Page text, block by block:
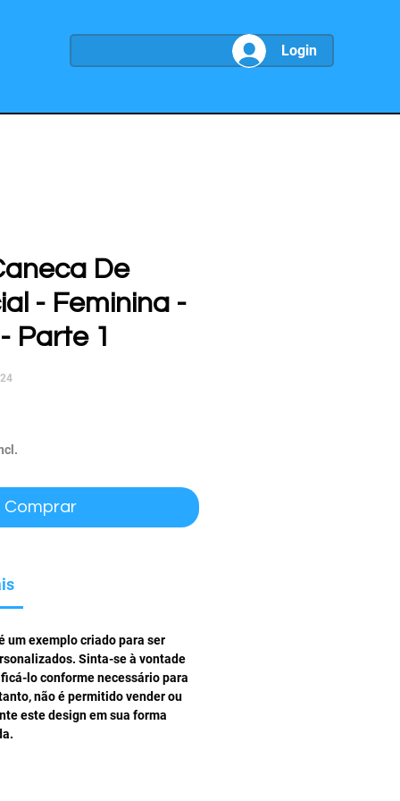
Login
De
- Feminina -
Parte 1
Comprar
um exemplo criado para ser
Sinta-se à vontade
lo conforme necessário para
não é permitido vender ou
este design em sua forma